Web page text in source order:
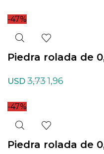
-47%
Piedra rolada de
USD 3,731,96
-47%
Piedra rolada de